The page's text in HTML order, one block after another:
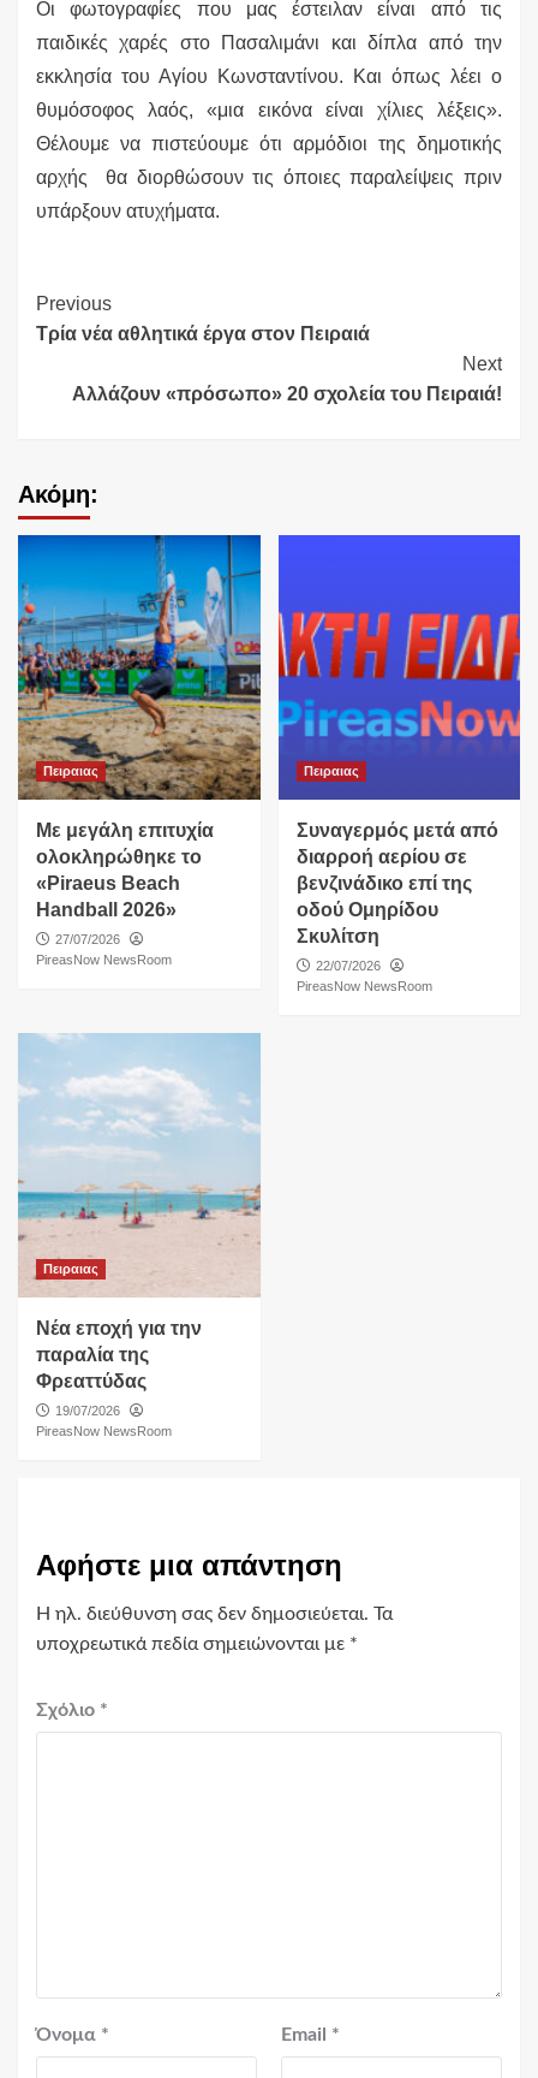
Οι φωτογραφίες που μας έστειλαν είναι από τις
παιδικές χαρές στο Πασαλιμάνι και δίπλα από την
εκκλησία του Αγίου Κωνσταντίνου. Και όπως λέει ο
θυμόσοφος λαός, «μια εικόνα είναι χίλιες λέξεις».
Θέλουμε να πιστεύουμε ότι αρμόδιοι της δημοτικής
αρχής θα διορθώσουν τις όποιες παραλείψεις πριν
υπάρξουν ατυχήματα.
Continue
Reading
Previous
Τρία νέα αθλητικά έργα στον Πειραιά
Next
Αλλάζουν «πρόσωπο» 20 σχολεία του Πειραιά!
Ακόμη:
Πειραιας
Με μεγάλη επιτυχία
ολοκληρώθηκε το
«Piraeus Beach
Handball 2026»
27/07/2026
PireasNow NewsRoom
Πειραιας
Συναγερμός μετά από
διαρροή αερίου σε
βενζινάδικο επί της
οδού Ομηρίδου
Σκυλίτση
22/07/2026
PireasNow NewsRoom
Πειραιας
Νέα εποχή για την
παραλία της
Φρεαττύδας
19/07/2026
PireasNow NewsRoom
Αφήστε μια απάντηση
Η ηλ. διεύθυνση σας δεν δημοσιεύεται. Τα
υποχρεωτικά πεδία σημειώνονται με *
Σχόλιο *
Όνομα * Email *